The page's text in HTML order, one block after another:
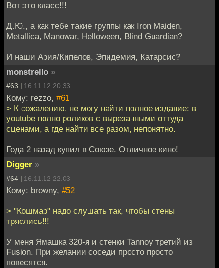
Вот это класс!!!
Д.Ю., а как тебе такие группы как Iron Maiden,
Metallica, Manowar, Helloween, Blind Guardian?
И наши Ария/Кипелов, Эпидемия, Катарсис?
monstrello »
#63 | 16.11.12 20:33
Кому: rezzo, #61
> К сожалению, не могу найти полное издание: в
youtube полно роликов с вырезанными оттуда
сценами, а где найти все разом, непонятно.
Года 2 назад купил в Союзе. Отличное кино!
Digger »
#64 | 16.11.12 22:03
Кому: browny, #52
> "Кошмар" надо слушать так, чтобы стены
тряслись!!!
У меня Ямашка 320-я и стенки Tannoy третий из
Fusion. При желании соседи просто просто
повесятся.